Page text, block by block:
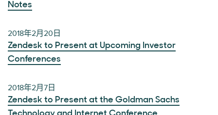
Notes
2018年2月20日
Zendesk to Present at Upcoming Investor
Conferences
2018年2月7日
Zendesk to Present at the Goldman Sachs